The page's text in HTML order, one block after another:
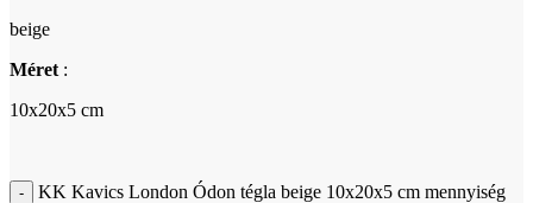
beige
Méret :
10x20x5 cm
KK Kavics London Ódon tégla beige 10x20x5 cm mennyiség